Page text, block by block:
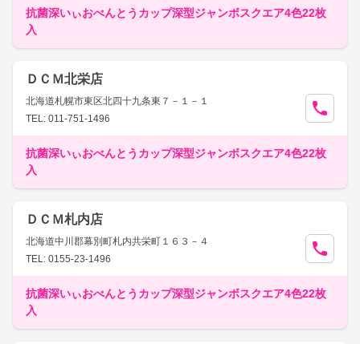
抗菌深いぃおべんとうカップ深型ジャンボスクエア4色22枚
入
ＤＣＭ北栄店
北海道札幌市東区北四十九条東７－１－１
TEL: 011-751-1496
抗菌深いぃおべんとうカップ深型ジャンボスクエア4色22枚
入
ＤＣＭ札内店
北海道中川郡幕別町札内共栄町１６３－４
TEL: 0155-23-1496
抗菌深いぃおべんとうカップ深型ジャンボスクエア4色22枚
入